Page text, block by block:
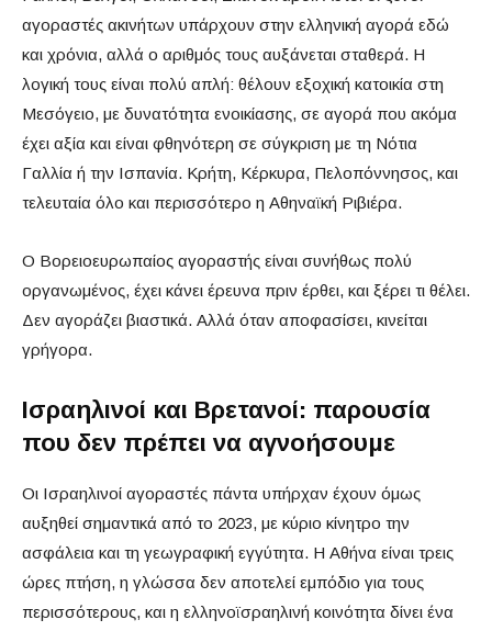
αγοραστές ακινήτων υπάρχουν στην ελληνική αγορά εδώ
και χρόνια, αλλά ο αριθμός τους αυξάνεται σταθερά. Η
λογική τους είναι πολύ απλή: θέλουν εξοχική κατοικία στη
Μεσόγειο, με δυνατότητα ενοικίασης, σε αγορά που ακόμα
έχει αξία και είναι φθηνότερη σε σύγκριση με τη Νότια
Γαλλία ή την Ισπανία. Κρήτη, Κέρκυρα, Πελοπόννησος, και
τελευταία όλο και περισσότερο η Αθηναϊκή Ριβιέρα.
Ο Βορειοευρωπαίος αγοραστής είναι συνήθως πολύ
οργανωμένος, έχει κάνει έρευνα πριν έρθει, και ξέρει τι θέλει.
Δεν αγοράζει βιαστικά. Αλλά όταν αποφασίσει, κινείται
γρήγορα.
Ισραηλινοί και Βρετανοί: παρουσία
που δεν πρέπει να αγνοήσουμε
Οι Ισραηλινοί αγοραστές πάντα υπήρχαν έχουν όμως
αυξηθεί σημαντικά από το 2023, με κύριο κίνητρο την
ασφάλεια και τη γεωγραφική εγγύτητα. Η Αθήνα είναι τρεις
ώρες πτήση, η γλώσσα δεν αποτελεί εμπόδιο για τους
περισσότερους, και η ελληνοϊσραηλινή κοινότητα δίνει ένα